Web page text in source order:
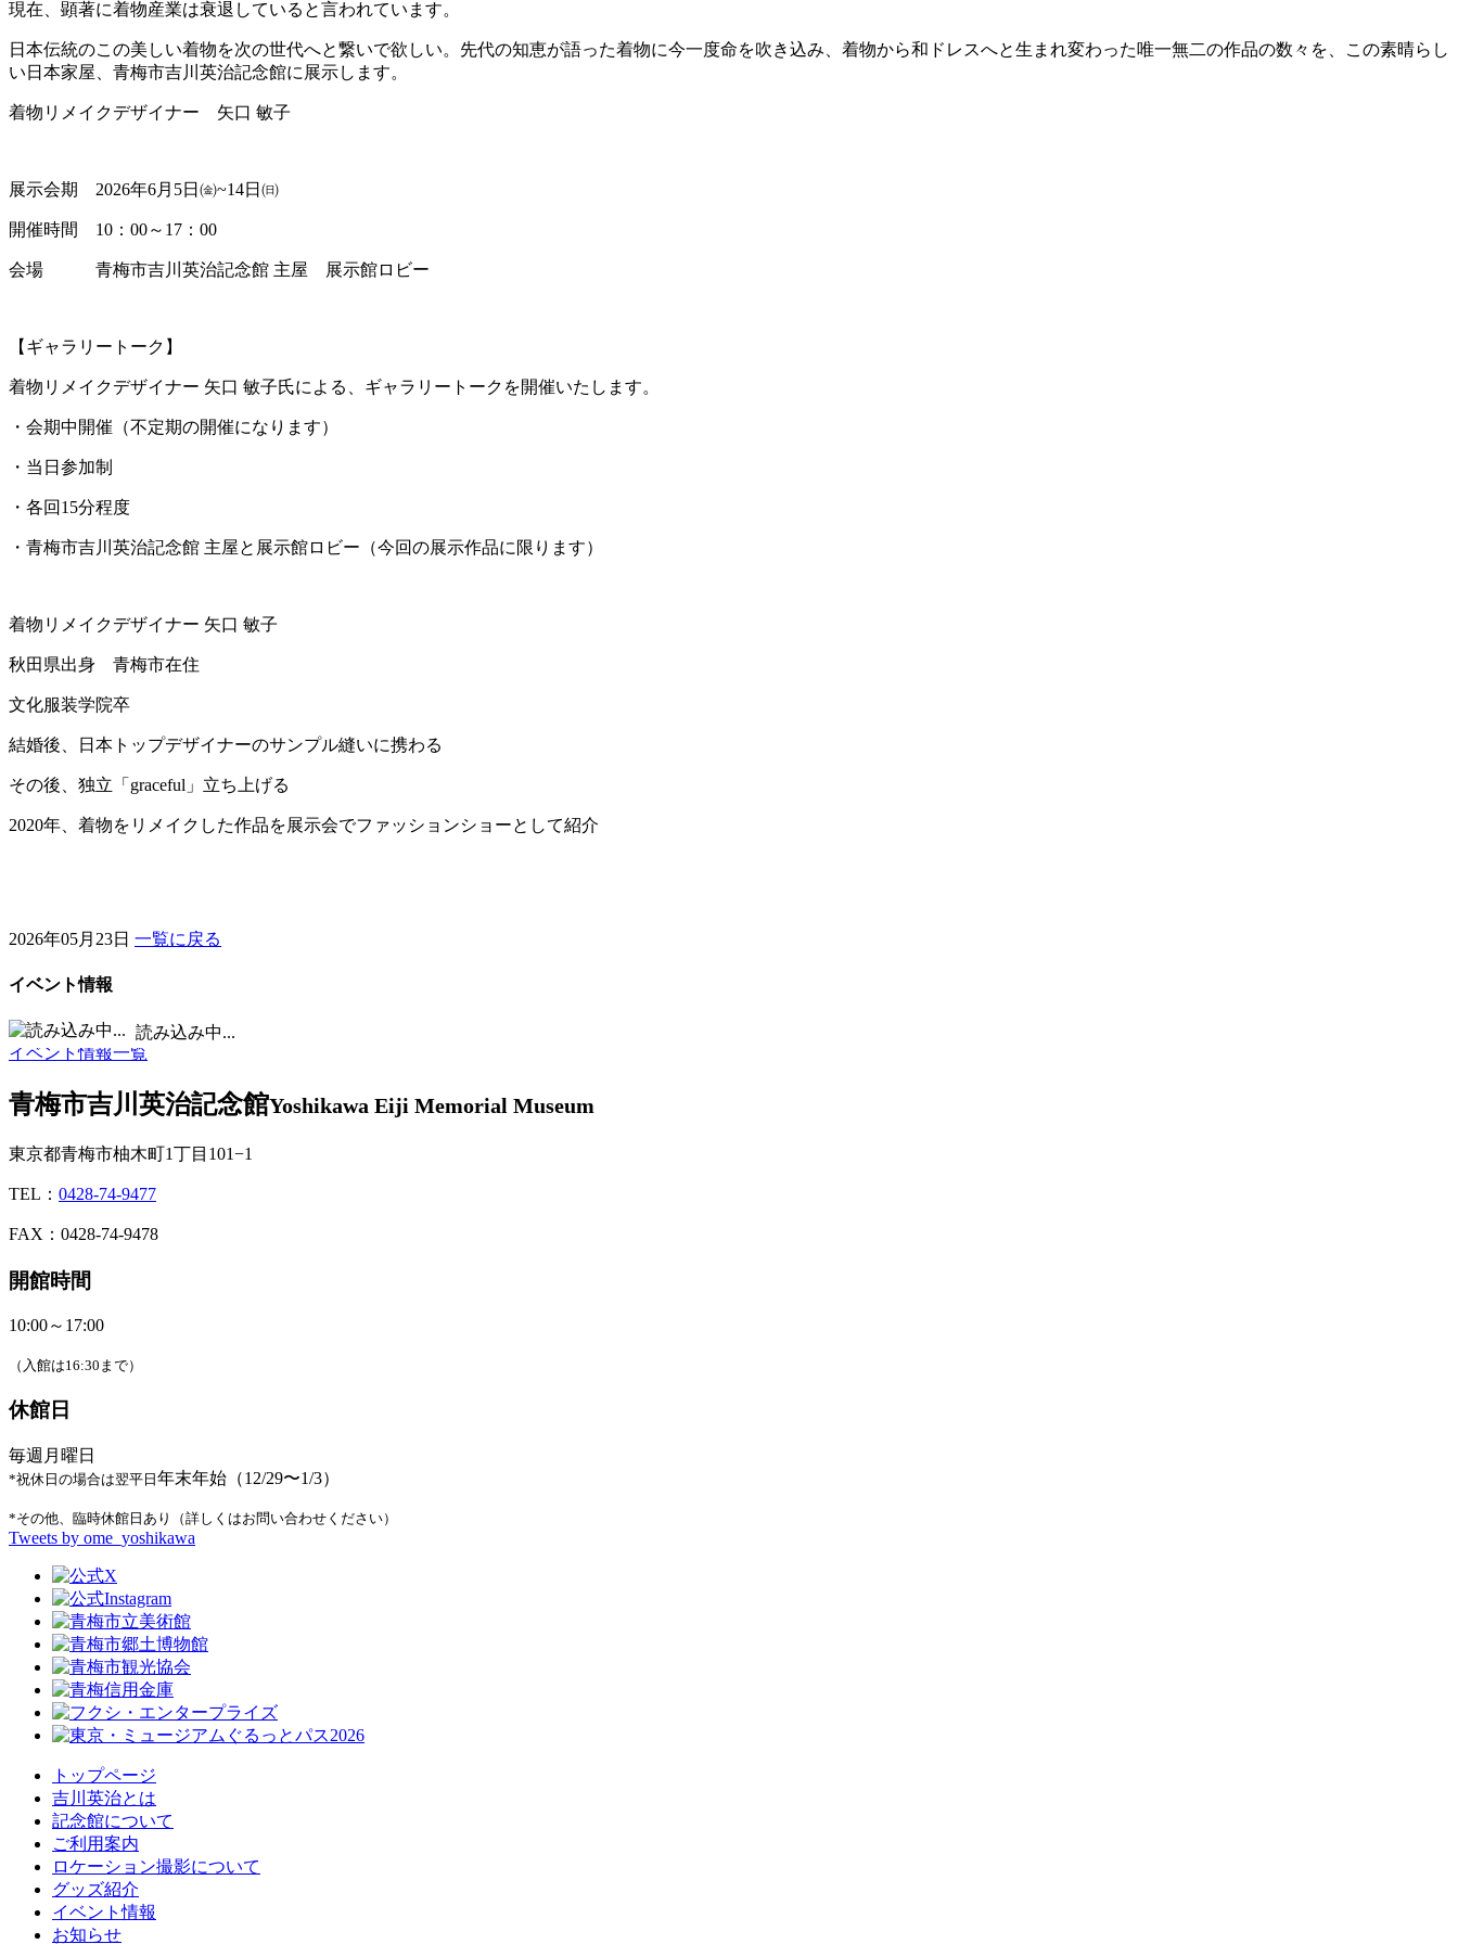
現在、顕著に着物産業は衰退していると言われています。
日本伝統のこの美しい着物を次の世代へと繋いで欲しい。先代の知恵が語った着物に今一度命を吹き込み、着物から和ドレスへと生まれ変わった唯一無二の作品の数々を、この素晴らし
い日本家屋、青梅市吉川英治記念館に展示します。
着物リメイクデザイナー 矢口 敏子
展示会期 2026年6月5日㈮~14日㈰
開催時間 10：00～17：00
会場 青梅市吉川英治記念館 主屋 展示館ロビー
【ギャラリートーク】
着物リメイクデザイナー 矢口 敏子氏による、ギャラリートークを開催いたします。
・会期中開催（不定期の開催になります）
・当日参加制
・各回15分程度
・青梅市吉川英治記念館 主屋と展示館ロビー（今回の展示作品に限ります）
着物リメイクデザイナー 矢口 敏子
秋田県出身 青梅市在住
文化服装学院卒
結婚後、日本トップデザイナーのサンプル縫いに携わる
その後、独立「graceful」立ち上げる
2020年、着物をリメイクした作品を展示会でファッションショーとして紹介
2026年05月23日 一覧に戻る
イベント情報
読み込み中...
■休館日 /■イベント実施日
イベント情報一覧
青梅市吉川英治記念館Yoshikawa Eiji Memorial Museum
東京都青梅市柚木町1丁目101−1
TEL： 0428-74-9477
FAX：0428-74-9478
開館時間
10:00～17:00
（入館は16:30まで）
休館日
毎週月曜日
*祝休日の場合は翌平日 年末年始（12/29〜1/3）
*その他、臨時休館日あり（詳しくはお問い合わせください）
Tweets by ome_yoshikawa
トップページ
吉川英治とは
記念館について
ご利用案内
ロケーション撮影について
グッズ紹介
イベント情報
お知らせ